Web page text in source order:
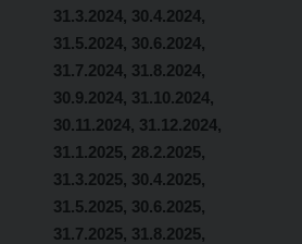
31.3.2024, 30.4.2024,
31.5.2024, 30.6.2024,
31.7.2024, 31.8.2024,
30.9.2024, 31.10.2024,
30.11.2024, 31.12.2024,
31.1.2025, 28.2.2025,
31.3.2025, 30.4.2025,
31.5.2025, 30.6.2025,
31.7.2025, 31.8.2025,